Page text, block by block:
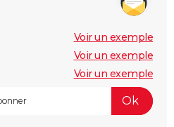
Voir un exemple
Voir un exemple
Voir un exemple